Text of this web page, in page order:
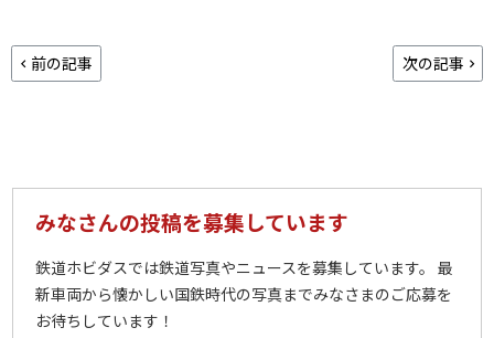
前の記事 次の記事
みなさんの投稿を募集しています
鉄道ホビダスでは鉄道写真やニュースを募集しています。 最
新車両から懐かしい国鉄時代の写真までみなさまのご応募を
お待ちしています！